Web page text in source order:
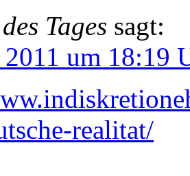
Tages sagt:
um 18:19
realitat/